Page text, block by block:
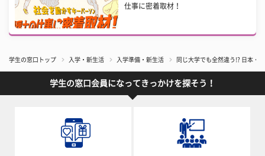
仕事に密着取材！
学生の窓口トップ 入学・新生活 入学準備・新生活 同じ大学でも全然違う!? 日本・
学生の窓口会員になってきっかけを探そう！